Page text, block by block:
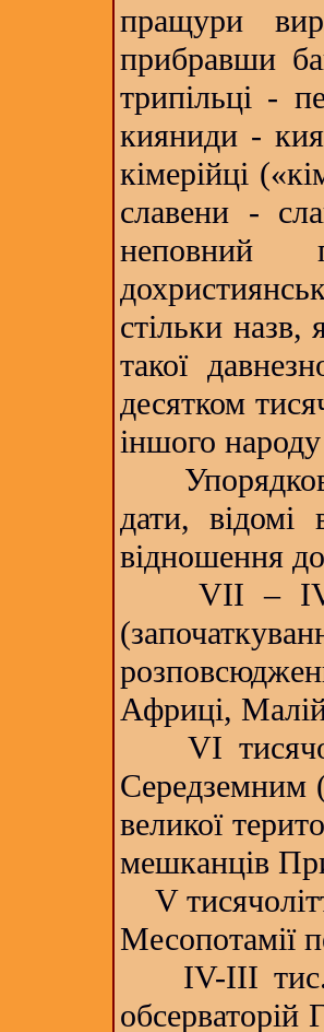
пращури
прибравши
трипільці -
кияниди -
кімерійці
славени -
неповний
стільки назв,
такої
десятком
іншого
дати, відомі
відношення
VІІ – ІV
Африці,
VІ
Середземним
великої
мешканців
V
Месопотамії
ІV-ІІІ
обсерваторій